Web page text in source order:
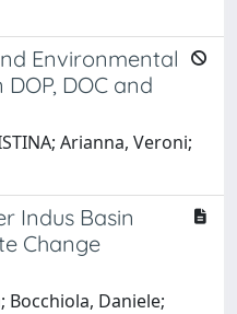
Environmental
DOC and
Arianna, Veroni;
Indus Basin
Change
Bocchiola, Daniele;